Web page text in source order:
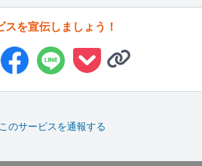
スを宣伝しましょう！
このサービスを通報する